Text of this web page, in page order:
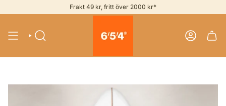
to
Frakt 49 kr, fritt över 2000 kr*
SEARCH ACCOUNT